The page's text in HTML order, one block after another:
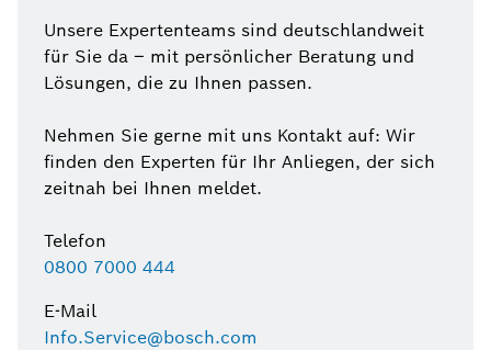
Unsere Expertenteams sind deutschlandweit
für Sie da – mit persönlicher Beratung und
Lösungen, die zu Ihnen passen.
Nehmen Sie gerne mit uns Kontakt auf: Wir
finden den Experten für Ihr Anliegen, der sich
zeitnah bei Ihnen meldet.
Telefon
0800 7000 444
E-Mail
Info.Service@bosch.com